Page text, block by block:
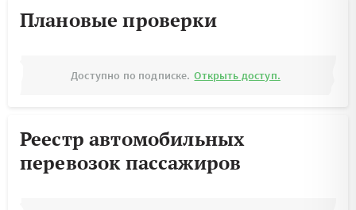
Плановые проверки
Доступно по подписке. Открыть доступ.
Реестр автомобильных
перевозок пассажиров